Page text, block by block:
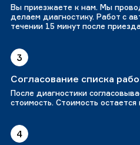
Вы приезжаете к нам. Мы
делаем диагностику. Работ с
течении 15 минут после
3
Согласование списка
После диагностики
стоимость. Стоимость остается
4